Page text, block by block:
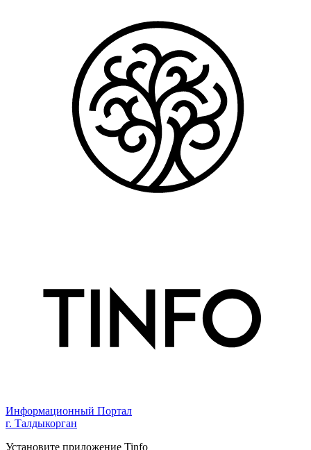
Информационный Портал
г. Талдыкорган
Установите приложение Tinfo